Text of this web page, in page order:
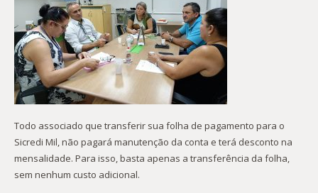
Todo associado que transferir sua folha de pagamento para o
Sicredi Mil, não pagará manutenção da conta e terá desconto na
mensalidade. Para isso, basta apenas a transferência da folha,
sem nenhum custo adicional.